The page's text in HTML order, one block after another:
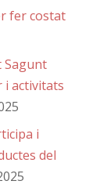
fer costat
Sagunt
i activitats
i
del